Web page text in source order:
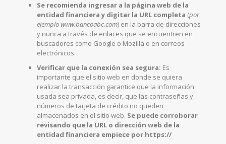
Se recomienda ingresar a la página web de la
entidad financiera y digitar la URL completa (por
ejemplo www.bancoabc.com) en la barra de direcciones
y nunca a través de enlaces que se encuentren en
buscadores como Google o Mozilla o en correos
electrónicos.
Verificar que la conexión sea segura: Es
importante que el sitio web en donde se quiera
realizar la transacción garantice que la información
usada sea privada, es decir, que las contraseñas y
números de tarjeta de crédito no queden
almacenados en el sitio web. Se puede corroborar
revisando que la URL o dirección web de la
entidad financiera empiece por https://